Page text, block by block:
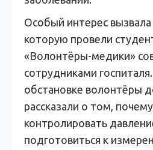
Особый интерес
которую провели
«Волонтёры-медики»
сотрудниками
обстановке волонтёры
рассказали о том,
контролировать
подготовиться к